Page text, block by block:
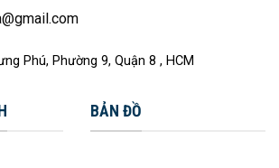
Phú, Phường 9, Quận 8 , HCM
BẢN ĐỒ